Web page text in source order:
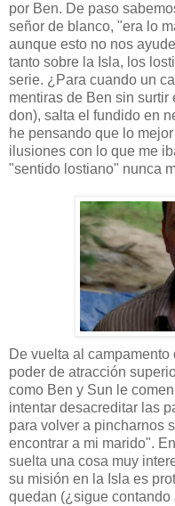
por Ben. De paso
señor de blanco, "era lo
aunque esto no nos
tanto sobre la Isla, los
serie. ¿Para cuando un
mentiras de Ben sin
don), salta el fundido en
he pensando que lo
ilusiones con lo que me
"sentido lostiano" nunca
De vuelta al
poder de atracción
como Ben y Sun le
intentar desacreditar las
para volver a pincharnos
encontrar a mi marido".
suelta una cosa muy
su misión en la Isla es
quedan (¿sigue